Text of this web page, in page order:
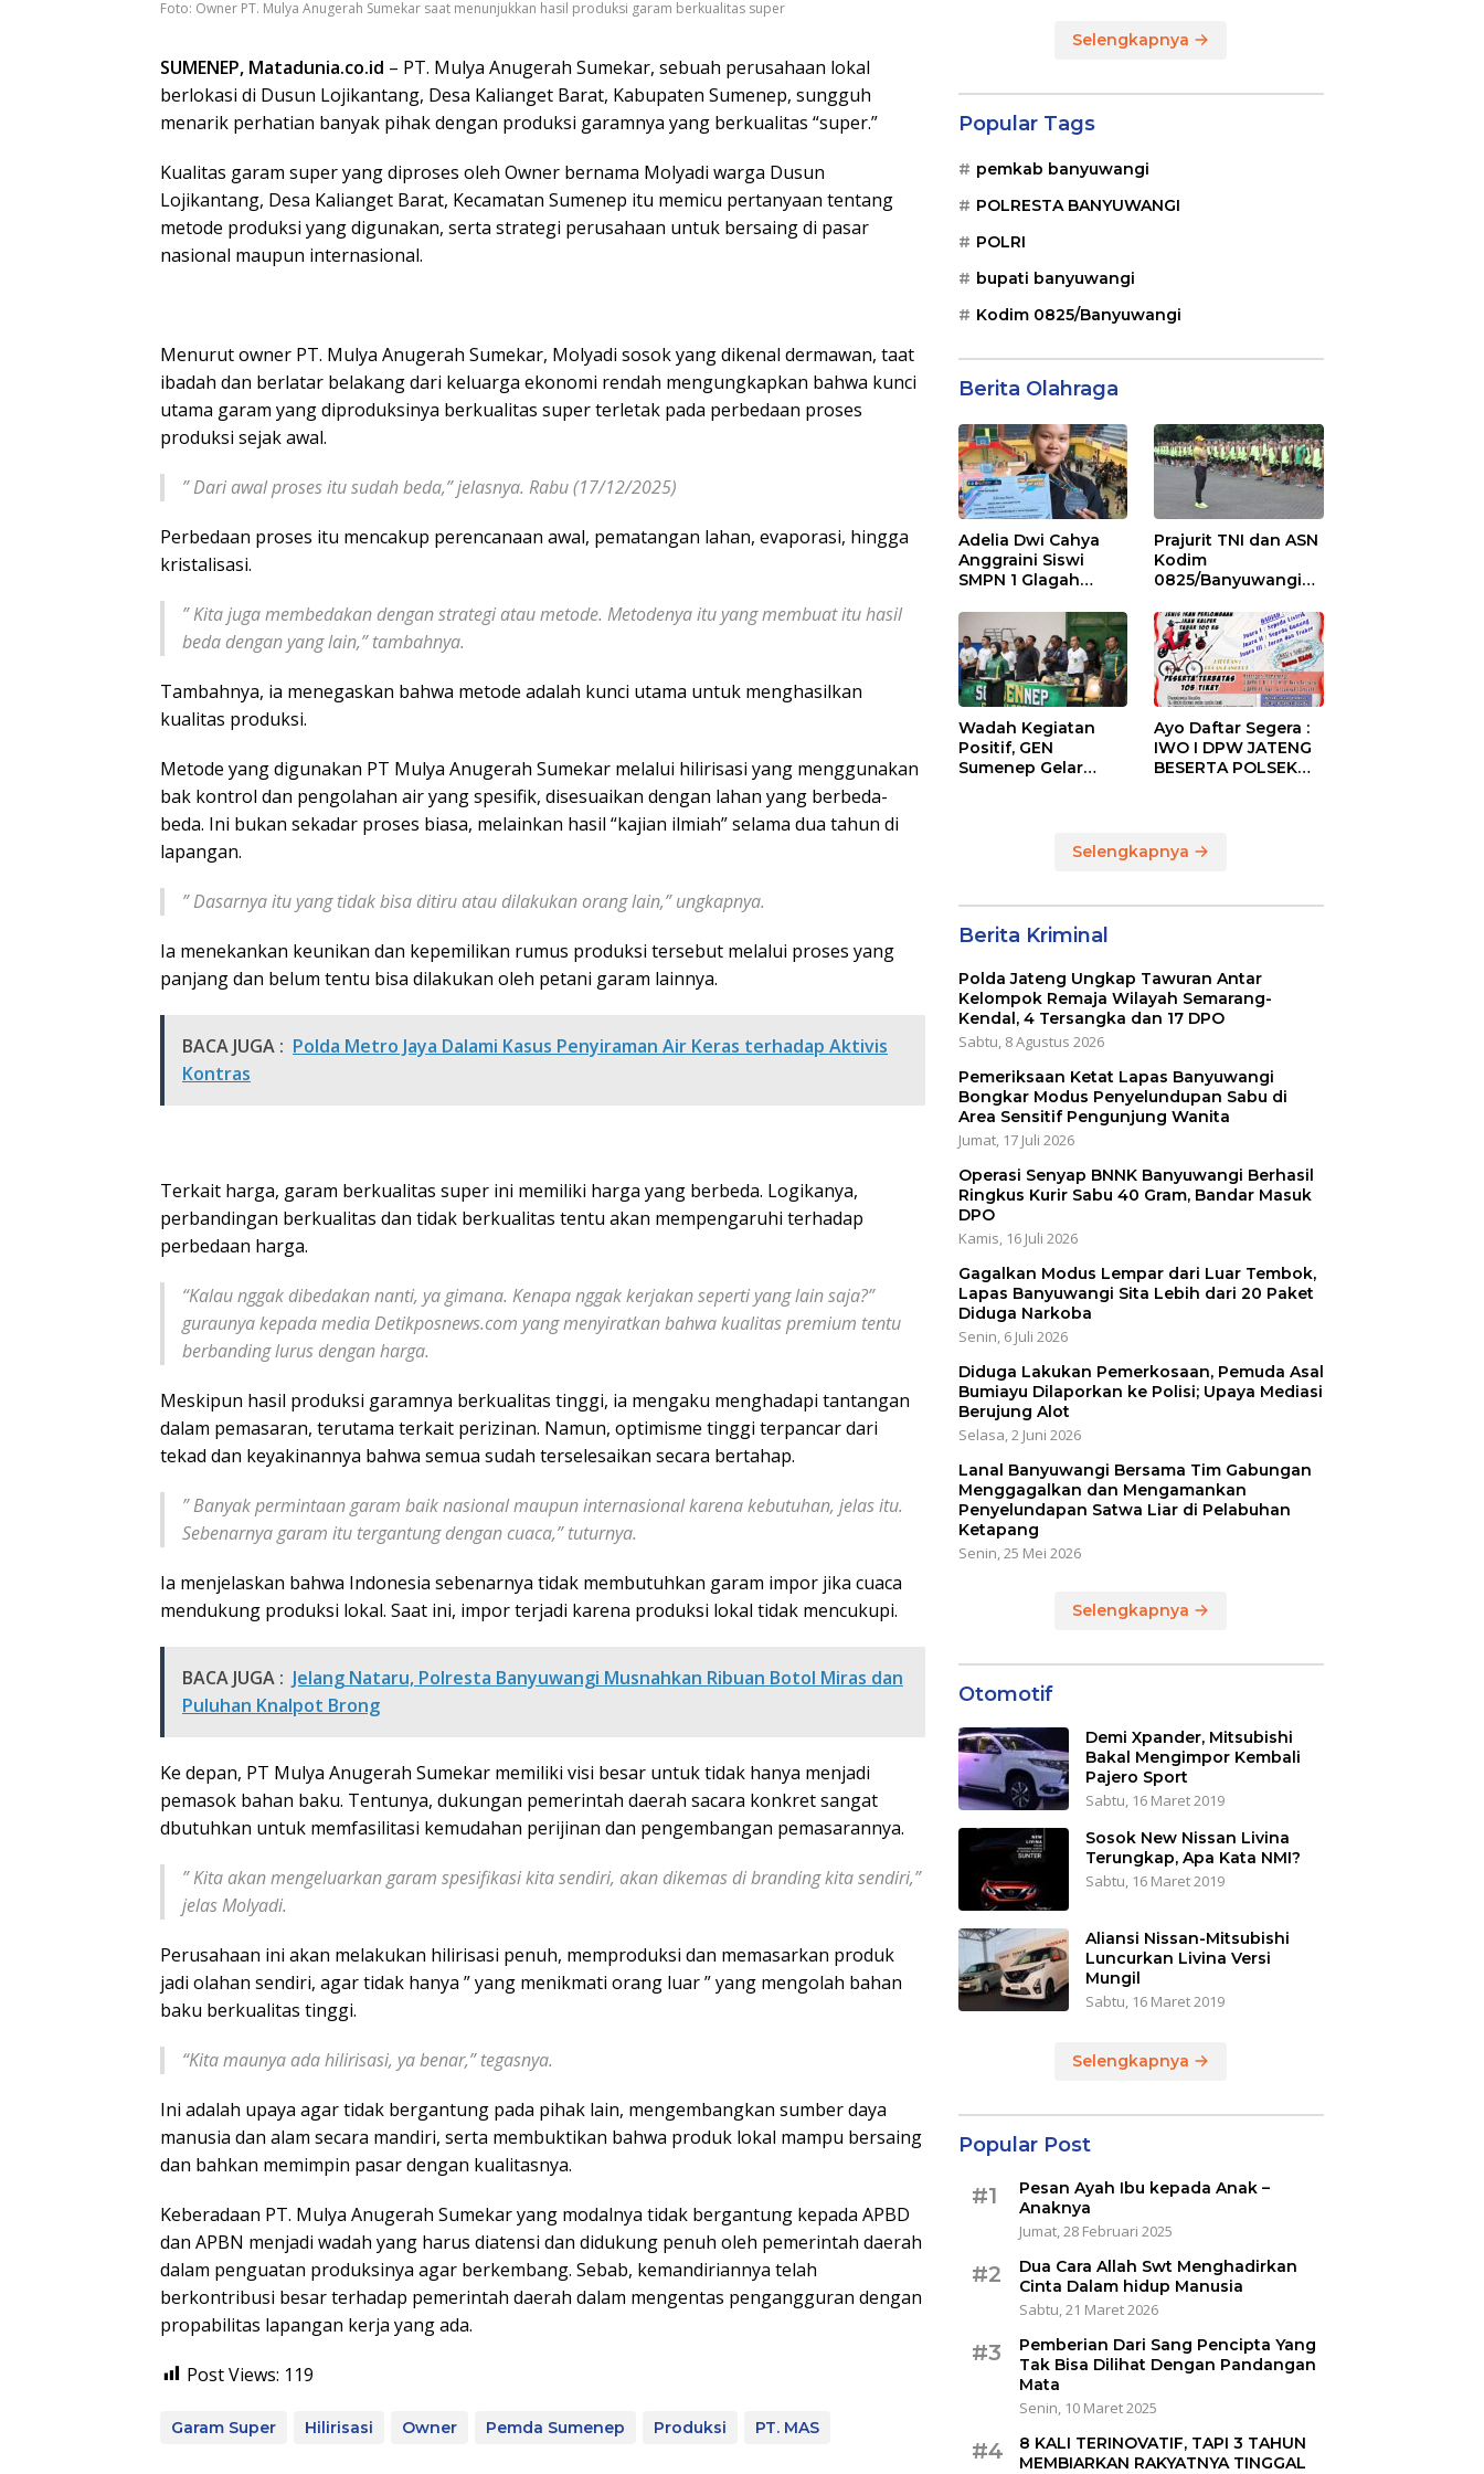
Foto: Owner PT. Mulya Anugerah Sumekar saat menunjukkan hasil produksi garam berkualitas super
SUMENEP, Matadunia.co.id – PT. Mulya Anugerah Sumekar, sebuah perusahaan lokal
berlokasi di Dusun Lojikantang, Desa Kalianget Barat, Kabupaten Sumenep, sungguh
menarik perhatian banyak pihak dengan produksi garamnya yang berkualitas “super.”
Kualitas garam super yang diproses oleh Owner bernama Molyadi warga Dusun
Lojikantang, Desa Kalianget Barat, Kecamatan Sumenep itu memicu pertanyaan tentang
metode produksi yang digunakan, serta strategi perusahaan untuk bersaing di pasar
nasional maupun internasional.
Menurut owner PT. Mulya Anugerah Sumekar, Molyadi sosok yang dikenal dermawan, taat
ibadah dan berlatar belakang dari keluarga ekonomi rendah mengungkapkan bahwa kunci
utama garam yang diproduksinya berkualitas super terletak pada perbedaan proses
produksi sejak awal.
”Dari awal proses itu sudah beda,” jelasnya. Rabu (17/12/2025)
Perbedaan proses itu mencakup perencanaan awal, pematangan lahan, evaporasi, hingga
kristalisasi.
”Kita juga membedakan dengan strategi atau metode. Metodenya itu yang membuat itu hasil
beda dengan yang lain,” tambahnya.
Tambahnya, ia menegaskan bahwa metode adalah kunci utama untuk menghasilkan
kualitas produksi.
Metode yang digunakan PT Mulya Anugerah Sumekar melalui hilirisasi yang menggunakan
bak kontrol dan pengolahan air yang spesifik, disesuaikan dengan lahan yang berbeda-
beda. Ini bukan sekadar proses biasa, melainkan hasil “kajian ilmiah” selama dua tahun di
lapangan.
”Dasarnya itu yang tidak bisa ditiru atau dilakukan orang lain,” ungkapnya.
Ia menekankan keunikan dan kepemilikan rumus produksi tersebut melalui proses yang
panjang dan belum tentu bisa dilakukan oleh petani garam lainnya.
BACA JUGA : Polda Metro Jaya Dalami Kasus Penyiraman Air Keras terhadap Aktivis
Kontras
Terkait harga, garam berkualitas super ini memiliki harga yang berbeda. Logikanya,
perbandingan berkualitas dan tidak berkualitas tentu akan mempengaruhi terhadap
perbedaan harga.
“Kalau nggak dibedakan nanti, ya gimana. Kenapa nggak kerjakan seperti yang lain saja?”
guraunya kepada media Detikposnews.com yang menyiratkan bahwa kualitas premium tentu
berbanding lurus dengan harga.
Meskipun hasil produksi garamnya berkualitas tinggi, ia mengaku menghadapi tantangan
dalam pemasaran, terutama terkait perizinan. Namun, optimisme tinggi terpancar dari
tekad dan keyakinannya bahwa semua sudah terselesaikan secara bertahap.
”Banyak permintaan garam baik nasional maupun internasional karena kebutuhan, jelas itu.
Sebenarnya garam itu tergantung dengan cuaca,” tuturnya.
Ia menjelaskan bahwa Indonesia sebenarnya tidak membutuhkan garam impor jika cuaca
mendukung produksi lokal. Saat ini, impor terjadi karena produksi lokal tidak mencukupi.
BACA JUGA : Jelang Nataru, Polresta Banyuwangi Musnahkan Ribuan Botol Miras dan
Puluhan Knalpot Brong
Ke depan, PT Mulya Anugerah Sumekar memiliki visi besar untuk tidak hanya menjadi
pemasok bahan baku. Tentunya, dukungan pemerintah daerah sacara konkret sangat
dbutuhkan untuk memfasilitasi kemudahan perijinan dan pengembangan pemasarannya.
”Kita akan mengeluarkan garam spesifikasi kita sendiri, akan dikemas di branding kita sendiri,”
jelas Molyadi.
Perusahaan ini akan melakukan hilirisasi penuh, memproduksi dan memasarkan produk
jadi olahan sendiri, agar tidak hanya ” yang menikmati orang luar ” yang mengolah bahan
baku berkualitas tinggi.
“Kita maunya ada hilirisasi, ya benar,” tegasnya.
Ini adalah upaya agar tidak bergantung pada pihak lain, mengembangkan sumber daya
manusia dan alam secara mandiri, serta membuktikan bahwa produk lokal mampu bersaing
dan bahkan memimpin pasar dengan kualitasnya.
Keberadaan PT. Mulya Anugerah Sumekar yang modalnya tidak bergantung kepada APBD
dan APBN menjadi wadah yang harus diatensi dan didukung penuh oleh pemerintah daerah
dalam penguatan produksinya agar berkembang. Sebab, kemandiriannya telah
berkontribusi besar terhadap pemerintah daerah dalam mengentas pengangguran dengan
propabilitas lapangan kerja yang ada.
Post Views: 119
Garam Super Hilirisasi Owner Pemda Sumenep Produksi PT. MAS
Selengkapnya
Popular Tags
pemkab banyuwangi
POLRESTA BANYUWANGI
POLRI
bupati banyuwangi
Kodim 0825/Banyuwangi
Berita Olahraga
Adelia Dwi Cahya
Anggraini Siswi
SMPN 1 Glagah
Sunrise of Java Silat
Championship 1
Prajurit TNI dan ASN
Kodim
0825/Banyuwangi
Periodik I Tahun
2026
Wadah Kegiatan
Positif, GEN
Sumenep Gelar
Ayo Daftar Segera :
IWO I DPW JATENG
BESERTA POLSEK
MEMPERINGATI HUT
Selengkapnya
Berita Kriminal
Polda Jateng Ungkap Tawuran Antar
Kelompok Remaja Wilayah Semarang-
Kendal, 4 Tersangka dan 17 DPO
Sabtu, 8 Agustus 2026
Pemeriksaan Ketat Lapas Banyuwangi
Bongkar Modus Penyelundupan Sabu di
Area Sensitif Pengunjung Wanita
Jumat, 17 Juli 2026
Operasi Senyap BNNK Banyuwangi Berhasil
Ringkus Kurir Sabu 40 Gram, Bandar Masuk
DPO
Kamis, 16 Juli 2026
Gagalkan Modus Lempar dari Luar Tembok,
Lapas Banyuwangi Sita Lebih dari 20 Paket
Diduga Narkoba
Senin, 6 Juli 2026
Diduga Lakukan Pemerkosaan, Pemuda Asal
Bumiayu Dilaporkan ke Polisi; Upaya Mediasi
Berujung Alot
Selasa, 2 Juni 2026
Lanal Banyuwangi Bersama Tim Gabungan
Menggagalkan dan Mengamankan
Penyelundapan Satwa Liar di Pelabuhan
Ketapang
Senin, 25 Mei 2026
Selengkapnya
Otomotif
Demi Xpander, Mitsubishi
Bakal Mengimpor Kembali
Pajero Sport
Sabtu, 16 Maret 2019
Sosok New Nissan Livina
Terungkap, Apa Kata NMI?
Sabtu, 16 Maret 2019
Aliansi Nissan-Mitsubishi
Luncurkan Livina Versi
Mungil
Sabtu, 16 Maret 2019
Selengkapnya
Popular Post
#1
Pesan Ayah Ibu kepada Anak –
Anaknya
Jumat, 28 Februari 2025
#2
Dua Cara Allah Swt Menghadirkan
Cinta Dalam hidup Manusia
Sabtu, 21 Maret 2026
#3
Pemberian Dari Sang Pencipta Yang
Tak Bisa Dilihat Dengan Pandangan
Mata
Senin, 10 Maret 2025
#4
8 KALI TERINOVATIF, TAPI 3 TAHUN
MEMBIARKAN RAKYATNYA TINGGAL